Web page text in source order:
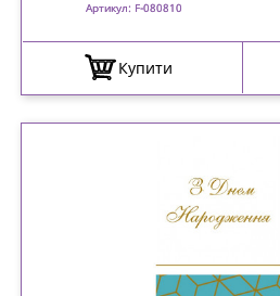
Артикул: F-080810
Купити